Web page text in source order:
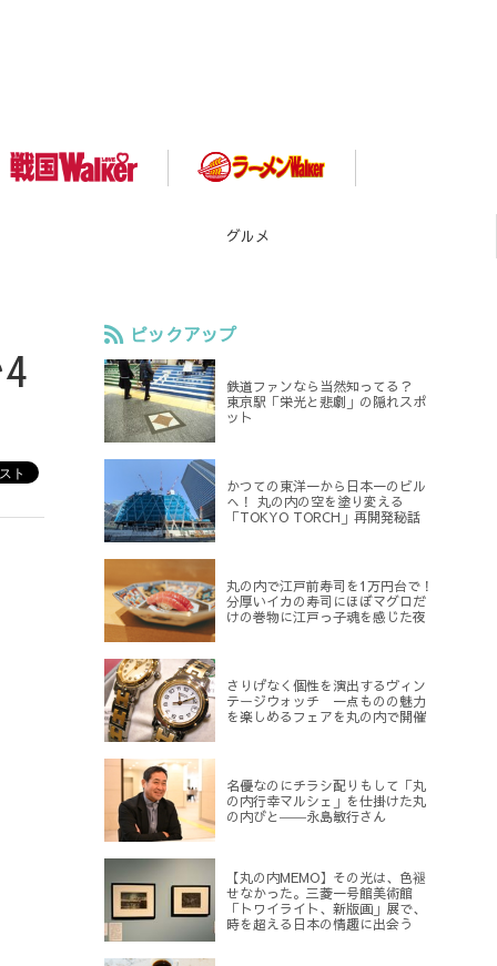
スポット
ピックアップ
鉄道ファンなら当然知ってる？
東京駅「栄光と悲劇」の隠れスポ
ット
かつての東洋一から日本一のビル
へ！ 丸の内の空を塗り変える
「TOKYO TORCH」再開発秘話
丸の内で江戸前寿司を1万円台で！
分厚いイカの寿司にほぼマグロだ
けの巻物に江戸っ子魂を感じた夜
さりげなく個性を演出するヴィン
テージウォッチ 一点ものの魅力
を楽しめるフェアを丸の内で開催
名優なのにチラシ配りもして「丸
の内行幸マルシェ」を仕掛けた丸
の内びと――永島敏行さん
【丸の内MEMO】その光は、色褪
せなかった。三菱一号館美術館
「トワイライト、新版画」展で、
時を超える日本の情趣に出会う